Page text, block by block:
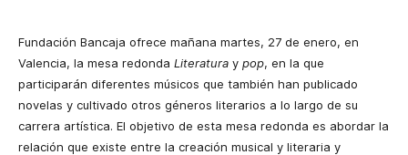
Fundación Bancaja ofrece mañana martes, 27 de enero, en
Valencia, la mesa redonda Literatura y pop, en la que
participarán diferentes músicos que también han publicado
novelas y cultivado otros géneros literarios a lo largo de su
carrera artística. El objetivo de esta mesa redonda es abordar la
relación que existe entre la creación musical y literaria y